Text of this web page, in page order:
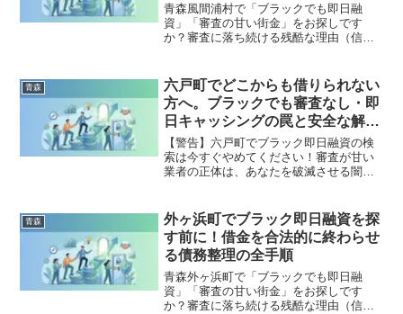
青森風間浦村で「ブラックでも即日融
資」「審査の甘い街金」をお探しです
か？審査に落ち続ける残酷な理由（信用
まで徹底解説。多重債務の地獄から抜け
出し、合法的に借金を減額・免除する
「債務整理」の正しい知識と、今すぐ督
促を止める無料相談窓口をご案内しま
す。
青森
六戸町でどこからも借りられない
方へ。ブラックでも審査なし・即
日キャッシングの罠と安全な解決
策
【警告】六戸町でブラック即日融資の検
索は今すぐやめてください！審査が甘い
業者の正体は、あなたを破滅させる闇金
町で違法業者を避け、借金地獄から抜け
出した方々の実体験と確実な解決策を完
全公開。
青森
外ヶ浜町でブラック即日融資を探
す前に！借金を合法的に終わらせ
る債務整理の全手順
青森外ヶ浜町で「ブラックでも即日融
資」「審査の甘い街金」をお探しです
か？審査に落ち続ける残酷な理由（信用